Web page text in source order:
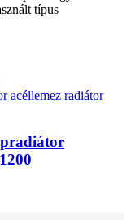
típus